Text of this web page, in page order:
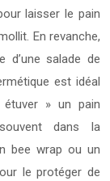
laisser le pain
En revanche,
d’une salade de
est idéal
» un pain
dans la
bee wrap ou un
le protéger de